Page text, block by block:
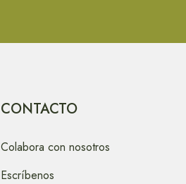
CONTACTO
Colabora con nosotros
Escríbenos